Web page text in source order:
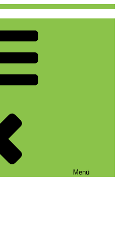
Menü